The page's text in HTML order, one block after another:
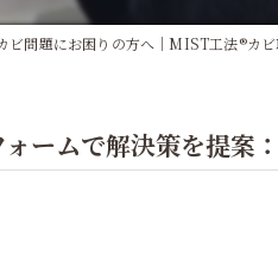
ビ問題にお困りの方へ｜MIST工法®カ
ームで解決策を提案